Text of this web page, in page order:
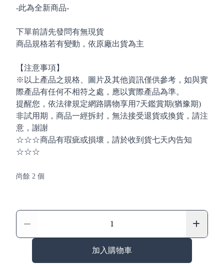
Description
-此為全新商品-
下單前請先發問有無現貨
商品規格若有變動，依原廠出貨為主
【注意事項】
※以上產品之規格、圖片及其他資訊僅供參考，如與實
際產品有任何不相符之處，應以實際產品為準。
提醒您，依法律規定網路購物享用7天鑑賞期(猶豫期)
非試用期，商品一經拆封，無法接受退貨或換貨，請注
意，謝謝
☆☆☆商品有瑕疵或損壞，請於收到貨七天內告知
☆☆☆
尚餘 2 個
加入購物車